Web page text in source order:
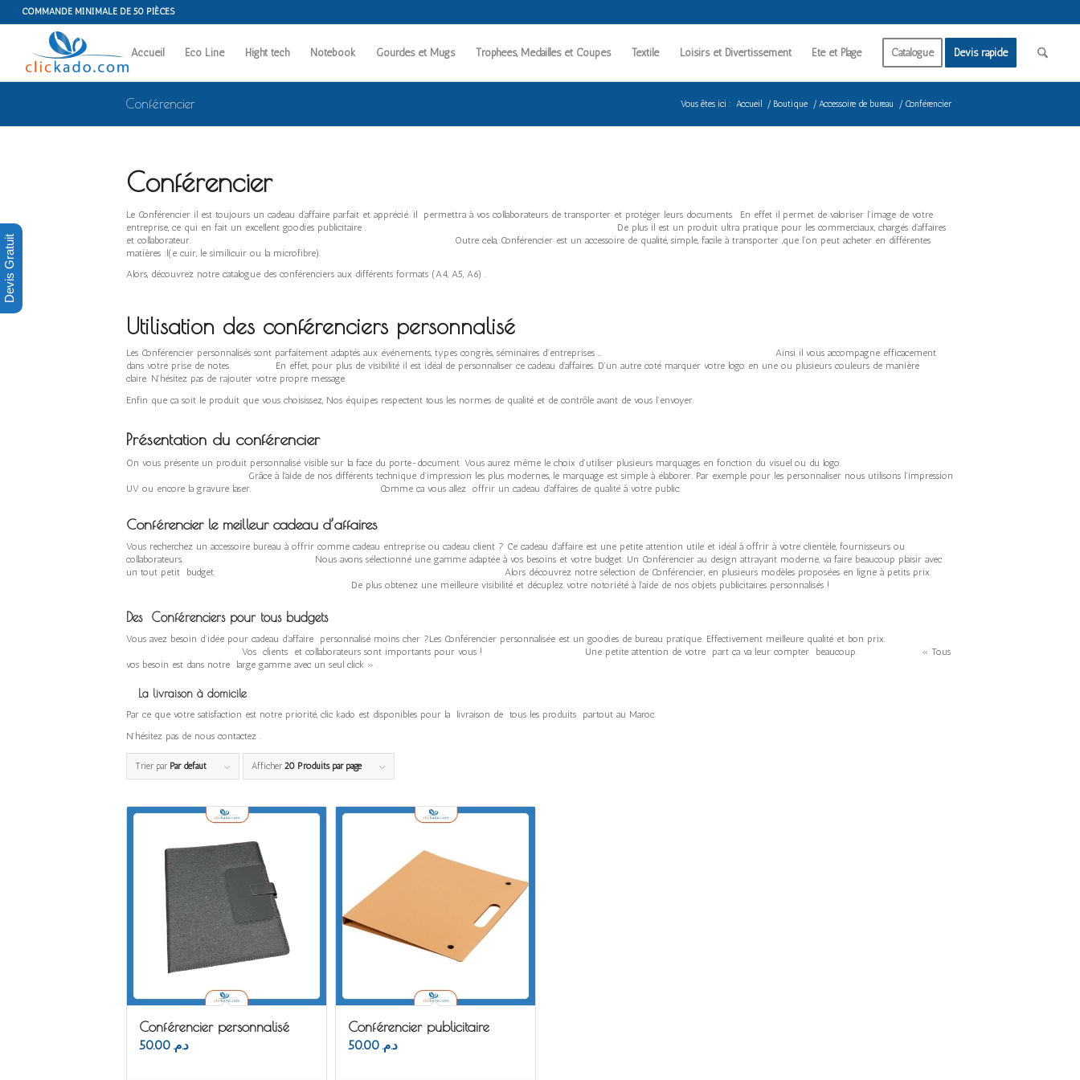
COMMANDE MINIMALE DE 50 PIÈCES
Accueil Eco Line Hight tech Notebook Gourdes et Mugs Trophées, Médailles et Coupes Textile Loisirs et Divertissement Été et Plage Catalogue Devis rapide
Conférencier Vous êtes ici : Accueil / Boutique / Accessoire de bureau / Conférencier
Conférencier
Le Conférencier il est toujours un cadeau d’affaire parfait et apprécié. il permettra à vos collaborateurs de transporter et protéger leurs documents. En effet il permet de valoriser l’image de votre
entreprise, ce qui en fait un excellent goodies publicitaire . De plus il est un produit ultra pratique pour les commerciaux, chargés d’affaires
et collaborateur. Outre cela, Conférencier est un accessoire de qualité, simple, facile à transporter ,que l’on peut acheter en différentes
matières :l(e cuir, le similicuir ou la microfibre).
Alors, découvrez notre catalogue des conférenciers aux différents formats (A4, A5, A6) .
Utilisation des conférenciers personnalisé
Les Conférencier personnalisés sont parfaitement adaptés aux événements, types congrès, séminaires d’entreprises … Ainsi il vous accompagne efficacement
dans votre prise de notes.
En effet, pour plus de visibilité il est idéal de personnaliser ce cadeau d’affaires. D’un autre coté marquer votre logo en une ou plusieurs couleurs de manière
claire. N’hésitez pas de rajouter votre propre message.
Enfin que ça soit le produit que vous choisissez, Nos équipes respectent tous les normes de qualité et de contrôle avant de vous l’envoyer.
Présentation du conférencier
On vous présente un produit personnalisé visible sur la face du porte-document. Vous aurez même le choix d’utiliser plusieurs marquages en fonction du visuel ou du logo.
Grâce à l’aide de nos différents technique d’impression les plus modernes, le marquage est simple à élaborer. Par exemple pour les personnaliser nous utilisons l’impression
UV ou encore la gravure laser. Comme ça vous allez offrir un cadeau d’affaires de qualité à votre public.
Conférencier le meilleur cadeau d’affaires
Vous recherchez un accessoire bureau à offrir comme cadeau entreprise ou cadeau client ? Ce cadeau d’affaire est une petite attention utile et idéal à offrir à votre clientèle, fournisseurs ou
collaborateurs. Nous avons sélectionné une gamme adaptée à vos besoins et votre budget. Un Conférencier au design attrayant moderne, va faire beaucoup plaisir avec
un tout petit budget. Alors découvrez notre sélection de Conférencier, en plusieurs modèles proposées en ligne à petits prix.
De plus obtenez une meilleure visibilité et décuplez votre notoriété à l’aide de nos objets publicitaires personnalisés !
Des Conférenciers pour tous budgets
Vous avez besoin d’idée pour cadeau d’affaire personnalisé moins cher ?Les Conférencier personnalisée est un goodies de bureau pratique. Effectivement meilleure qualité et bon prix.
Vos clients et collaborateurs sont importants pour vous ! Une petite attention de votre part ça va leur compter beaucoup. « Tous
vos besoin est dans notre large gamme avec un seul click » .
La livraison à domicile
Par ce que votre satisfaction est notre priorité, clic kado est disponibles pour la livraison de tous les produits partout au Maroc.
N’hésitez pas de nous contactez .
Trier par Par défaut Afficher 20 Produits par page
Conférencier personnalisé
د.م. 50.00
Conférencier publicitaire
د.م. 50.00
Devis Gratuit